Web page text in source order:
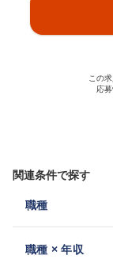
この
応
関連条件で探す
職種
職種 × 年収